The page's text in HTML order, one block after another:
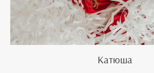
Катюша